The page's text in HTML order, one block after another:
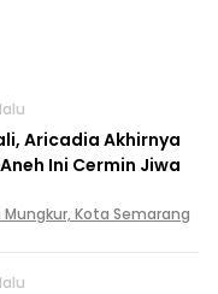
Aricadia Akhirnya
Ini Cermin Jiwa
Mungkur, Kota Semarang